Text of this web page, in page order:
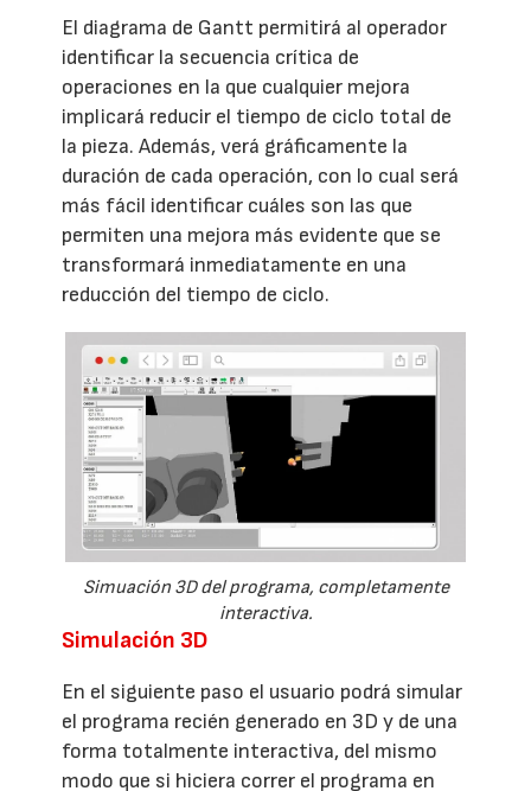
El diagrama de Gantt permitirá al operador
identificar la secuencia crítica de
operaciones en la que cualquier mejora
implicará reducir el tiempo de ciclo total de
la pieza. Además, verá gráficamente la
duración de cada operación, con lo cual será
más fácil identificar cuáles son las que
permiten una mejora más evidente que se
transformará inmediatamente en una
reducción del tiempo de ciclo.
Simuación 3D del programa, completamente
interactiva.
Simulación 3D
En el siguiente paso el usuario podrá simular
el programa recién generado en 3D y de una
forma totalmente interactiva, del mismo
modo que si hiciera correr el programa en